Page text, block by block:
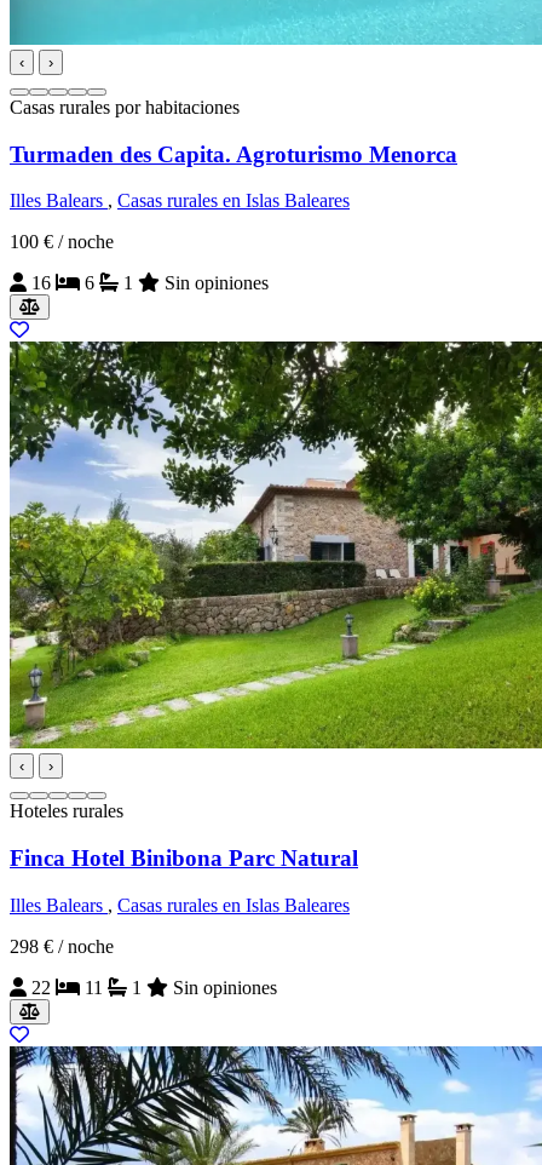
‹ ›
Casas rurales por habitaciones
Turmaden des Capita. Agroturismo Menorca
Illes Balears , Casas rurales en Islas Baleares
100 € / noche
16
6 1 Sin opiniones
‹ ›
Hoteles rurales
Finca Hotel Binibona Parc Natural
Illes Balears , Casas rurales en Islas Baleares
298 € / noche
22
11 1 Sin opiniones